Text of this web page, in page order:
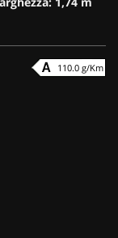
110.0 g/Km